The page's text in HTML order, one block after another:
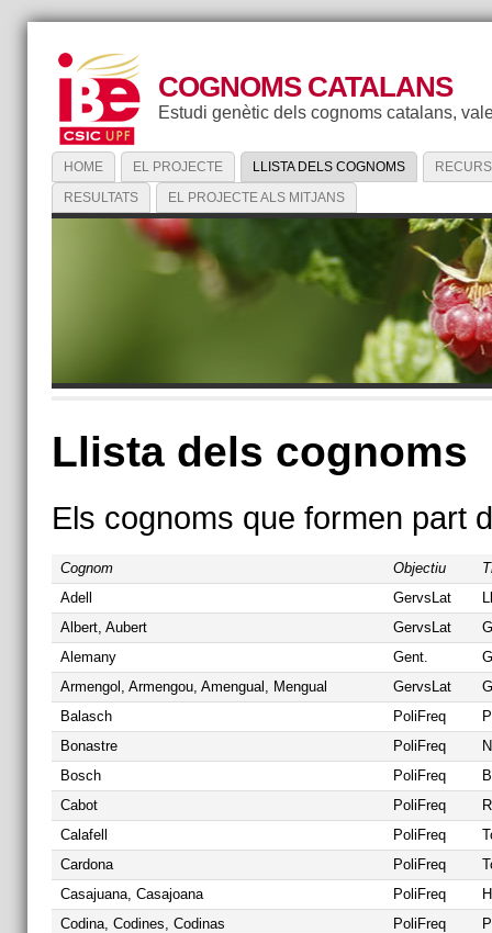
COGNOMS CATALANS
Estudi genètic dels cognoms catalans,
HOME EL PROJECTE LLISTA DELS COGNOMS
RESULTATS
EL PROJECTE ALS MITJANS
Llista dels cognoms
Els cognoms que formen part
Cognom Objectiu
Adell
GervsLat
Albert, Aubert
GervsLat
Alemany
Gent.
Armengol, Armengou, Amengual, Mengual
GervsLat
Balasch
PoliFreq
Bonastre
PoliFreq
Bosch
PoliFreq
Cabot
PoliFreq
Calafell
PoliFreq
Cardona
PoliFreq
Casajuana, Casajoana
PoliFreq
Codina, Codines, Codinas
PoliFreq